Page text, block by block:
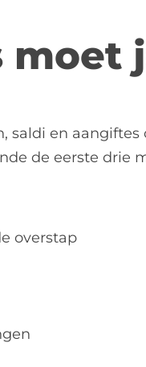
saldi en
de eerste drie
overstap